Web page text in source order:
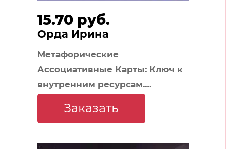
15.70 руб.
Орда Ирина
Метафорические
Ассоциативные Карты: Ключ к
внутренним ресурсам.
Методика работы
Заказать